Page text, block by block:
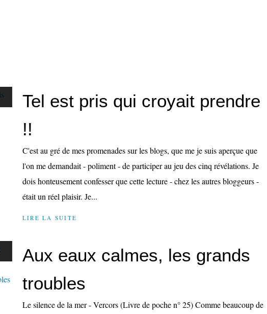
Tel est pris qui croyait prendre
!!
C'est au gré de mes promenades sur les blogs, que me je suis aperçue que
l'on me demandait - poliment - de participer au jeu des cinq révélations. Je
dois honteusement confesser que cette lecture - chez les autres bloggeurs -
était un réel plaisir. Je...
LIRE LA SUITE
Aux eaux calmes, les grands
troubles
Le silence de la mer - Vercors (Livre de poche n° 25) Comme beaucoup de